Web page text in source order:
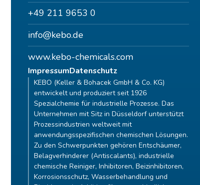
+49 211 9653 0
info@kebo.de
www.kebo-chemicals.com
ImpressumDatenschutz
KEBO (Keller & Bohacek GmbH & Co. KG)
entwickelt und produziert seit 1926
Spezialchemie für industrielle Prozesse. Das
Unternehmen mit Sitz in Düsseldorf unterstützt
Prozessindustrien weltweit mit
anwendungsspezifischen chemischen Lösungen.
Zu den Schwerpunkten gehören Entschäumer,
Belagverhinderer (Antiscalants), industrielle
chemische Reiniger, Inhibitoren, Beizinhibitoren,
Korrosionsschutz, Wasserbehandlung und